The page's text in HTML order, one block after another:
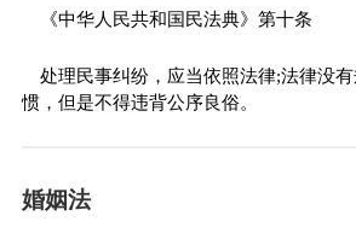
《中华人民共和国民法典》第十条
处理民事纠纷，应当依照法律;法律没
惯，但是不得违背公序良俗。
婚姻法